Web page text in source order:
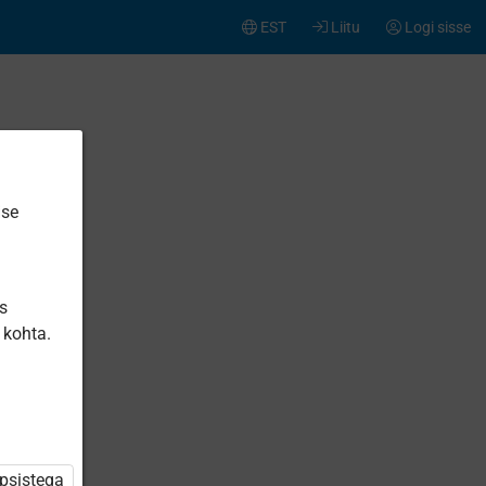
Logi sisse
Liitu
EST